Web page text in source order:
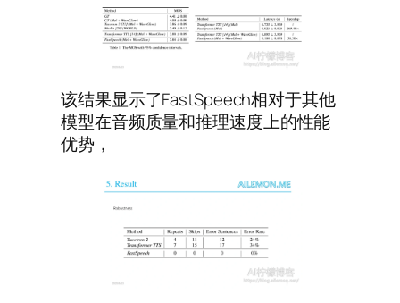
该结果显示了FastSpeech相对于其他
模型在音频质量和推理速度上的性能
优势，